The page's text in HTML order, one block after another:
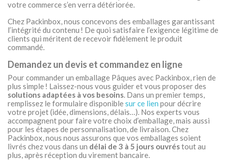
votre commerce s’en verra détériorée.
Chez Packinbox, nous concevons des emballages garantissant
l’intégrité du contenu ! De quoi satisfaire l’exigence légitime de
clients qui méritent de recevoir fidèlement le produit
commandé.
Demandez un devis et commandez en ligne
Pour commander un emballage Pâques avec Packinbox, rien de
plus simple ! Laissez-nous vous guider et vous proposer des
solutions adaptées à vos besoins. Dans un premier temps,
remplissez le formulaire disponiblesur ce lien pour décrire
votre projet (idée, dimensions, délais…). Nos experts vous
accompagnent pour faire votre choix d’emballage, mais aussi
pour les étapes de personnalisation, de livraison. Chez
Packinbox, nous nous assurons que vos emballages soient
livrés chez vous dans un délai de 3 à 5 jours ouvréstout au
plus, après réception du virement bancaire.